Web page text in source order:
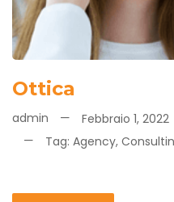
Ottica
admin
Febbraio 1, 2022
Tag: Agency,